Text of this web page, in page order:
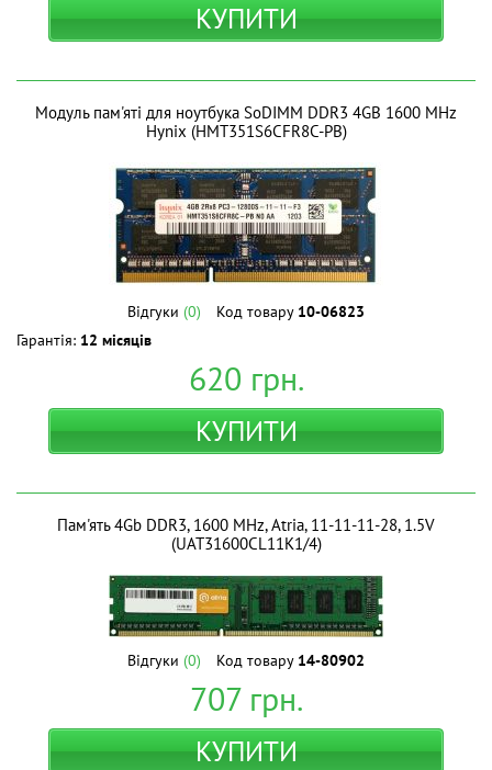
КУПИТИ
Модуль пам'яті для ноутбука SoDIMM DDR3 4GB 1600 MHz
Hynix (HMT351S6CFR8C-PB)
Відгуки (0) Код товару 10-06823
Гарантія: 12 місяців
620 грн.
КУПИТИ
Пам'ять 4Gb DDR3, 1600 MHz, Atria, 11-11-11-28, 1.5V
(UAT31600CL11K1/4)
Відгуки (0) Код товару 14-80902
707грн.
КУПИТИ